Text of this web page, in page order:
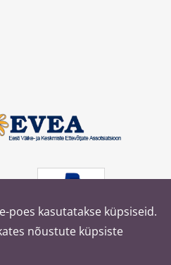
poes kasutatakse küpsiseid.
nõustute küpsiste